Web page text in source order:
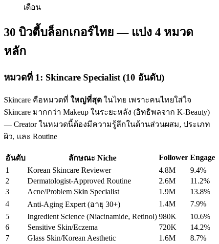
เดือน
30 บิวตี้บล็อกเกอร์ไทย — แบ่ง 4 หมวด
หลัก
หมวดที่ 1: Skincare Specialist (10 อันดับ)
Skincare คือหมวดที่ ใหญ่ที่สุด ในไทย เพราะคนไทยใส่ใจ
Skincare มากกว่า Makeup ในระยะหลัง (อิทธิพลจาก K-Beauty)
— Creator ในหมวดนี้ต้องมีความรู้ลึกในด้านส่วนผสม, ประเภท
ผิว, และ Routine
อันดับ ลักษณะ Niche Follower
1
Korean Skincare Reviewer 4.8M
9.4%
2
Dermatologist-Approved Routine 2.6M
11.2%
3
Acne/Problem Skin Specialist 1.9M
13.8%
4
Anti-Aging Expert (อายุ 30+) 1.4M
7.9%
5
Ingredient Science (Niacinamide, Retinol) 980K
10.6%
6
Sensitive Skin/Eczema 720K
14.2%
7
Glass Skin/Korean Aesthetic 1.6M
8.7%